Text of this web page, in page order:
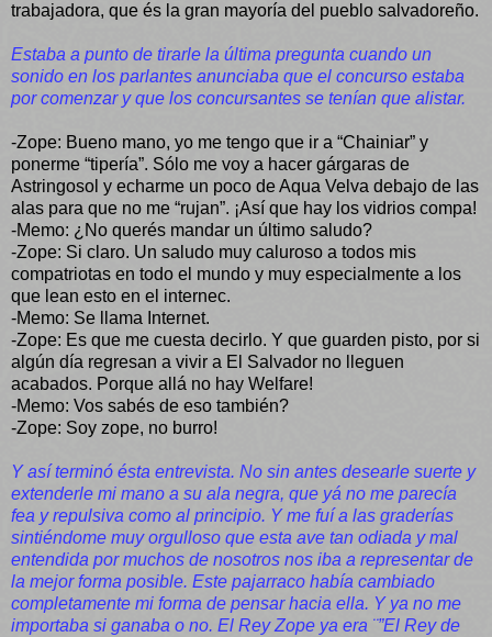
trabajadora, que és la gran mayoría del pueblo salvadoreño.
Estaba a punto de tirarle la última pregunta cuando un
sonido en los parlantes anunciaba que el concurso estaba
por comenzar y que los concursantes se tenían que alistar.
-Zope: Bueno mano, yo me tengo que ir a “Chainiar” y
ponerme “tipería”. Sólo me voy a hacer gárgaras de
Astringosol y echarme un poco de Aqua Velva debajo de las
alas para que no me “rujan”. ¡Así que hay los vidrios compa!
-Memo: ¿No querés mandar un último saludo?
-Zope: Si claro. Un saludo muy caluroso a todos mis
compatriotas en todo el mundo y muy especialmente a los
que lean esto en el internec.
-Memo: Se llama Internet.
-Zope: Es que me cuesta decirlo. Y que guarden pisto, por si
algún día regresan a vivir a El Salvador no lleguen
acabados. Porque allá no hay Welfare!
-Memo: Vos sabés de eso también?
-Zope: Soy zope, no burro!
Y así terminó ésta entrevista. No sin antes desearle suerte y
extenderle mi mano a su ala negra, que yá no me parecía
fea y repulsiva como al principio. Y me fuí a las graderías
sintiéndome muy orgulloso que esta ave tan odiada y mal
entendida por muchos de nosotros nos iba a representar de
la mejor forma posible. Este pajarraco había cambiado
completamente mi forma de pensar hacia ella. Y ya no me
importaba si ganaba o no. El Rey Zope ya era ¨”El Rey de